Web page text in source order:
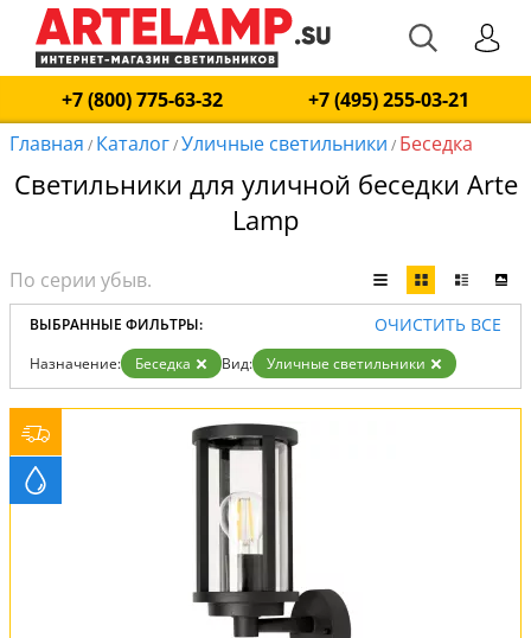
+7 (800) 775-63-32
+7 (495) 255-03-21
Главная / Каталог/Уличные светильники / Беседка
Светильники для уличной беседки Arte
Lamp
ВЫБРАННЫЕ ФИЛЬТРЫ: ОЧИСТИТЬ ВСЕ
Назначение: Беседка Вид: Уличные светильники